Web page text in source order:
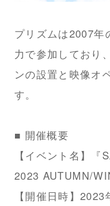
プリズムは2007年
力で参加しており
ンの設置と映像オ
す。
■ 開催概要
【イベント名】
2023 AUTUMN/
【開催日時】